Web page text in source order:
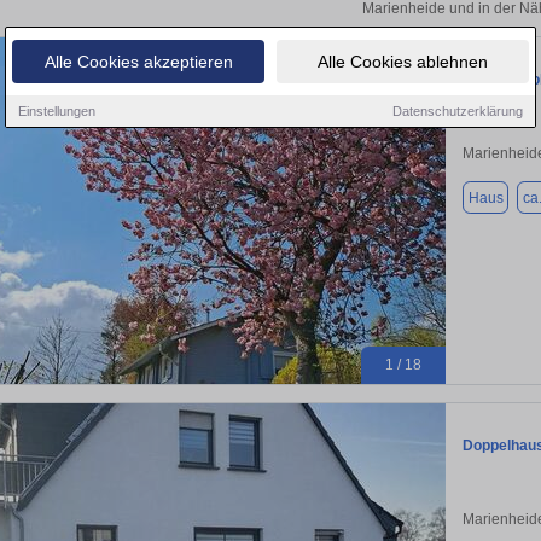
Alle Cookies akzeptieren Alle Cookies ablehnen
Einstellungen Datenschutzerklärung
Marienheide und in der
1 / 18
Haus